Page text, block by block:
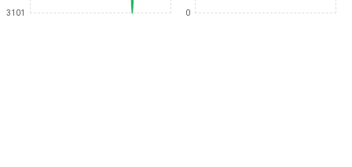
3101 0